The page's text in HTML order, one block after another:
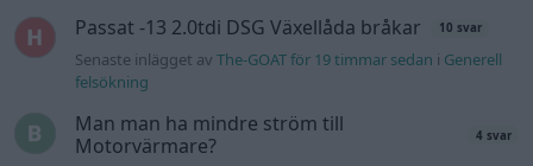
Passat -13 2.0tdi DSG Växellåda bråkar 10 svar
Senaste inlägget avThe-GOAT för 19 timmar sedan i Generell
felsökning
Man man ha mindre ström till
Motorvärmare?
4 svar